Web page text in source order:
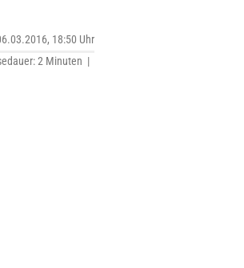
18:50 Uhr
2 Minuten |